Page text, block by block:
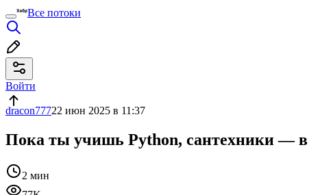
Все потоки
Войти
dracon77722 июн 2025 в 11:37
Пока ты учишь Python, сантехники —
2 мин